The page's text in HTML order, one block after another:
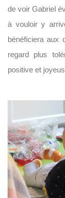
de voir Gabriel
à vouloir y
bénéficiera aux
regard plus
positive et